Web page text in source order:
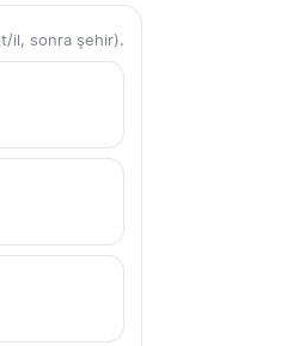
il, sonra şehir).